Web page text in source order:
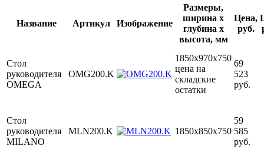
Название Артикул Изображение
Размеры,
ширина х
глубина х
высота, мм
Цена,
руб.
Стол
руководителя
OMEGA
OMG200.K
1850х970х750
цена на
складские
остатки
69
523
руб.
Стол
руководителя
MILANO
MLN200.K 1850х850х750
59
585
руб.